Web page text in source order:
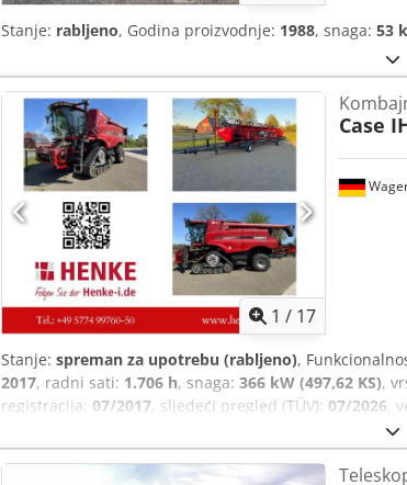
Stanje: rabljeno, Godina proizvodnje: 1988, snaga: 53
1 / 17
Case
Stanje: spreman za upotrebu (rabljeno),
2017, radni sati: 1.706 h, snaga: 366 kW (497,62 KS),
registracija: 07/2017, sljedeći pregled (TÜV): 07/2026,
kabina, klima
ovlaštene osobe nudimo sljedeći rabljeni artikl na
šasije: YHG233775 Uzdužno postavljen ST-rotor